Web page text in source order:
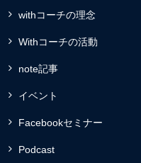
withコーチの理念
Withコーチの活動
note記事
イベント
Facebookセミナー
Podcast